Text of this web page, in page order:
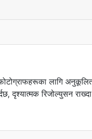
लागि अनुकूलित
दृश्यात्मक रिजोल्युसन